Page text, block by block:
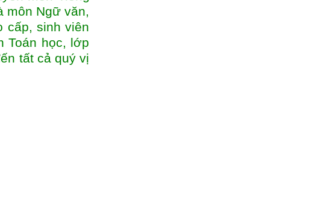
môn Ngữ văn,
cấp, sinh viên
Toán học, lớp
tất cả quý vị